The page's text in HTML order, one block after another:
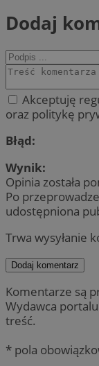
Dodaj
Akceptuję
oraz politykę
Błąd:
Wynik:
Opinia została
Po
udostępniona
Trwa wysyłanie
Dodaj komentarz
Komentarze są
Wydawca
treść.
* pola